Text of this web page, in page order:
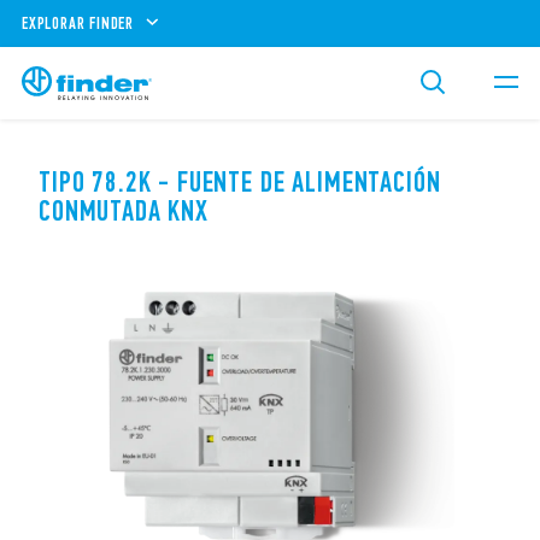
EXPLORAR FINDER
TIPO 78.2K - FUENTE DE ALIMENTACIÓN
CONMUTADA KNX